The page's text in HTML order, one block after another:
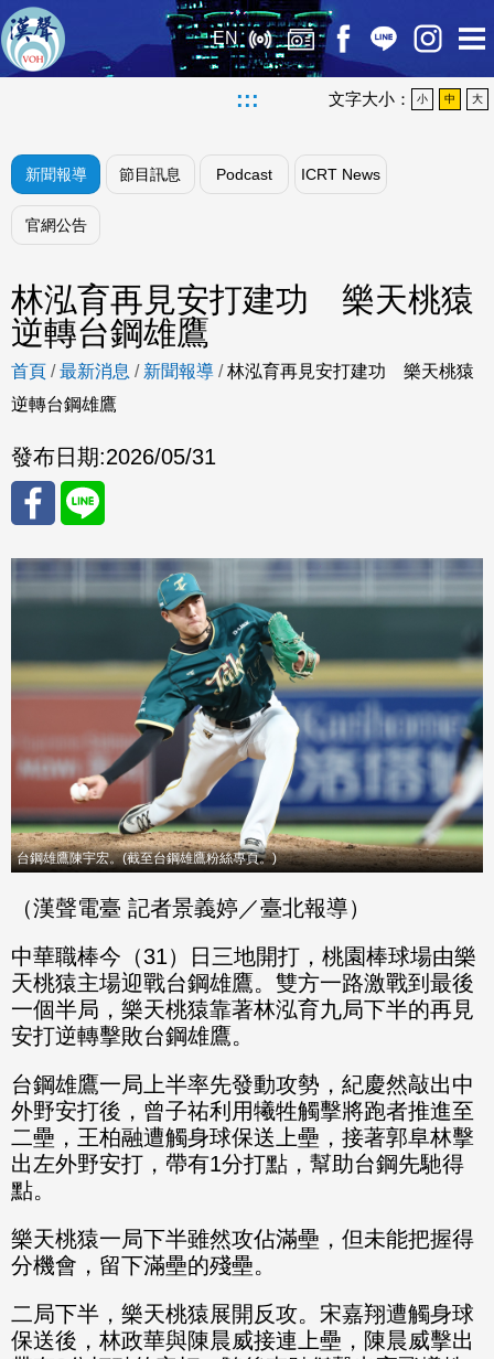
EN
::: 文字大小： 小 中 大
新聞報導 節目訊息 Podcast ICRT News
官網公告
林泓育再見安打建功 樂天桃猿
逆轉台鋼雄鷹
首頁 /最新消息 / 新聞報導 /林泓育再見安打建功 樂天桃猿
逆轉台鋼雄鷹
發布日期:2026/05/31
分享
至
eBo
ok
分享
至
台鋼雄鷹陳宇宏。(截至台鋼雄鷹粉絲專頁。)
（漢聲電臺 記者景義婷／臺北報導）
中華職棒今（31）日三地開打，桃園棒球場由樂
天桃猿主場迎戰台鋼雄鷹。雙方一路激戰到最後
一個半局，樂天桃猿靠著林泓育九局下半的再見
安打逆轉擊敗台鋼雄鷹。
台鋼雄鷹一局上半率先發動攻勢，紀慶然敲出中
外野安打後，曾子祐利用犧牲觸擊將跑者推進至
二壘，王柏融遭觸身球保送上壘，接著郭阜林擊
出左外野安打，帶有1分打點，幫助台鋼先馳得
點。
樂天桃猿一局下半雖然攻佔滿壘，但未能把握得
分機會，留下滿壘的殘壘。
二局下半，樂天桃猿展開反攻。宋嘉翔遭觸身球
保送後，林政華與陳晨威接連上壘，陳晨威擊出